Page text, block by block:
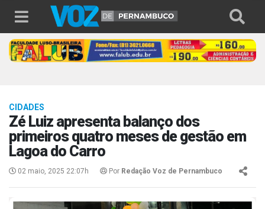
CIDADES
Zé Luiz apresenta balanço dos
primeiros quatro meses de gestão em
Lagoa do Carro
02 maio, 2025 22:07h Por Redação Voz de Pernambuco